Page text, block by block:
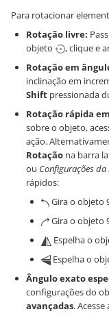
Para rotacionar
Rotação livre:
objeto
, clique e
Rotação em
inclinação em
Shift pressionada
Rotação rápida
sobre o objeto,
ação.
Rotação na barra
ou Configurações
rápidos:
Gira o objeto
Gira o objeto
Espelha o
Espelha o
Ângulo exato
configurações do
avançadas. Acesse